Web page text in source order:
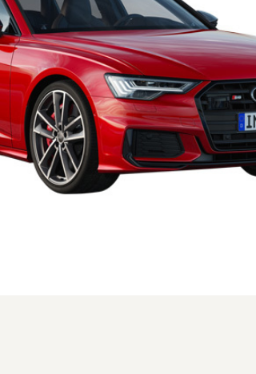
仕様の為、一部異なる場合があります (1/3枚)